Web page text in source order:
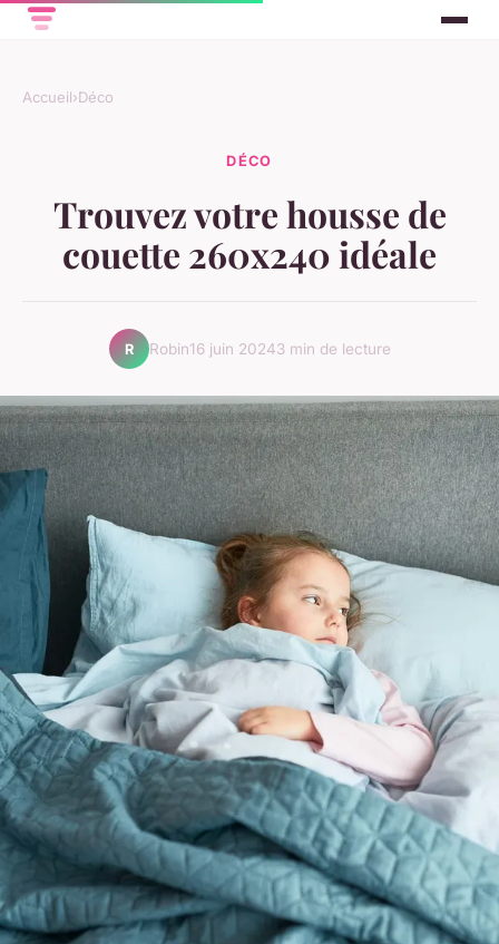
Accueil›Déco
DÉCO
Trouvez votre housse de
couette 260x240 idéale
R Robin16 juin 20243 min de lecture